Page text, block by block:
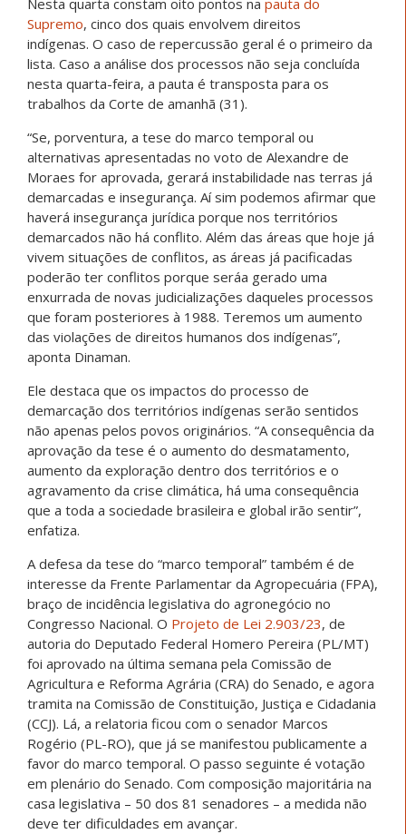
Nesta quarta constam oito pontos na pauta do
Supremo, cinco dos quais envolvem direitos
indígenas. O caso de repercussão geral é o primeiro da
lista. Caso a análise dos processos não seja concluída
nesta quarta-feira, a pauta é transposta para os
trabalhos da Corte de amanhã (31).
“Se, porventura, a tese do marco temporal ou
alternativas apresentadas no voto de Alexandre de
Moraes for aprovada, gerará instabilidade nas terras já
demarcadas e insegurança. Aí sim podemos afirmar que
haverá insegurança jurídica porque nos territórios
demarcados não há conflito. Além das áreas que hoje já
vivem situações de conflitos, as áreas já pacificadas
poderão ter conflitos porque seráa gerado uma
enxurrada de novas judicializações daqueles processos
que foram posteriores à 1988. Teremos um aumento
das violações de direitos humanos dos indígenas”,
aponta Dinaman.
Ele destaca que os impactos do processo de
demarcação dos territórios indígenas serão sentidos
não apenas pelos povos originários. “A consequência da
aprovação da tese é o aumento do desmatamento,
aumento da exploração dentro dos territórios e o
agravamento da crise climática, há uma consequência
que a toda a sociedade brasileira e global irão sentir”,
enfatiza.
A defesa da tese do “marco temporal” também é de
interesse da Frente Parlamentar da Agropecuária (FPA),
braço de incidência legislativa do agronegócio no
Congresso Nacional. O Projeto de Lei 2.903/23, de
autoria do Deputado Federal Homero Pereira (PL/MT)
foi aprovado na última semana pela Comissão de
Agricultura e Reforma Agrária (CRA) do Senado, e agora
tramita na Comissão de Constituição, Justiça e Cidadania
(CCJ). Lá, a relatoria ficou com o senador Marcos
Rogério (PL-RO), que já se manifestou publicamente a
favor do marco temporal. O passo seguinte é votação
em plenário do Senado. Com composição majoritária na
casa legislativa – 50 dos 81 senadores – a medida não
deve ter dificuldades em avançar.